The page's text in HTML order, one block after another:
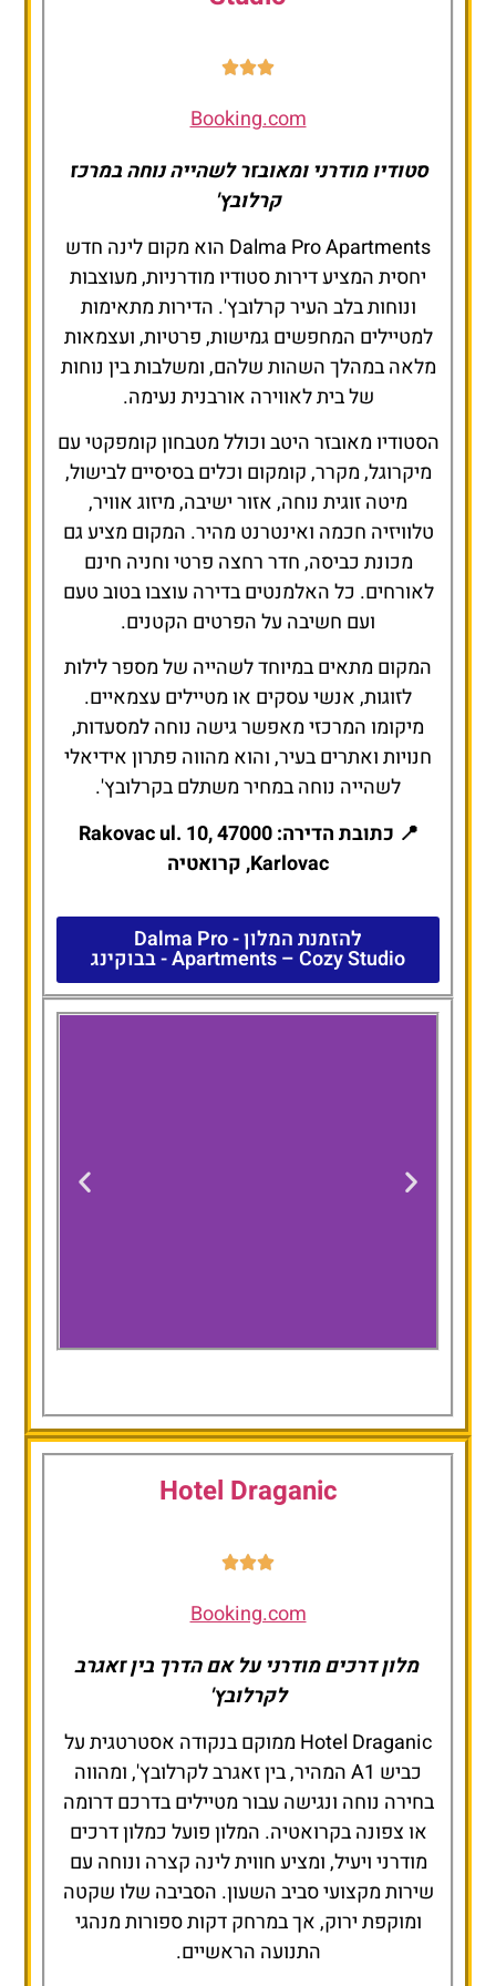
Booking.com
סטודיו מודרני ומאובזר לשהייה נוחה במרכז
קרלובץ'
Dalma Pro Apartments הוא מקום לינה חדש
יחסית המציע דירות סטודיו מודרניות, מעוצבות
ונוחות בלב העיר קרלובץ'. הדירות מתאימות
למטיילים המחפשים גמישות, פרטיות, ועצמאות
מלאה במהלך השהות שלהם, ומשלבות בין נוחות
של בית לאווירה אורבנית נעימה.
הסטודיו מאובזר היטב וכולל מטבחון קומפקטי עם
מיקרוגל, מקרר, קומקום וכלים בסיסיים לבישול,
מיטה זוגית נוחה, אזור ישיבה, מיזוג אוויר,
טלוויזיה חכמה ואינטרנט מהיר. המקום מציע גם
מכונת כביסה, חדר רחצה פרטי וחניה חינם
לאורחים. כל האלמנטים בדירה עוצבו בטוב טעם
ועם חשיבה על הפרטים הקטנים.
המקום מתאים במיוחד לשהייה של מספר לילות
לזוגות, אנשי עסקים או מטיילים עצמאיים.
מיקומו המרכזי מאפשר גישה נוחה למסעדות,
חנויות ואתרים בעיר, והוא מהווה פתרון אידיאלי
לשהייה נוחה במחיר משתלם בקרלובץ'.
📍 כתובת הדירה: Rakovac ul. 10, 47000
Karlovac, קרואטיה
להזמנת המלון - Dalma Pro
Apartments – Cozy Studio - בבוקינג
– Cozy Studio
Hotel Draganic
Booking.com
מלון דרכים מודרני על אם הדרך בין זאגרב
לקרלובץ'
Hotel Draganic ממוקם בנקודה אסטרטגית על
כביש A1 המהיר, בין זאגרב לקרלובץ', ומהווה
בחירה נוחה ונגישה עבור מטיילים בדרכם דרומה
או צפונה בקרואטיה. המלון פועל כמלון דרכים
מודרני ויעיל, ומציע חווית לינה קצרה ונוחה עם
שירות מקצועי סביב השעון. הסביבה שלו שקטה
ומוקפת ירוק, אך במרחק דקות ספורות מנהגי
התנועה הראשיים.